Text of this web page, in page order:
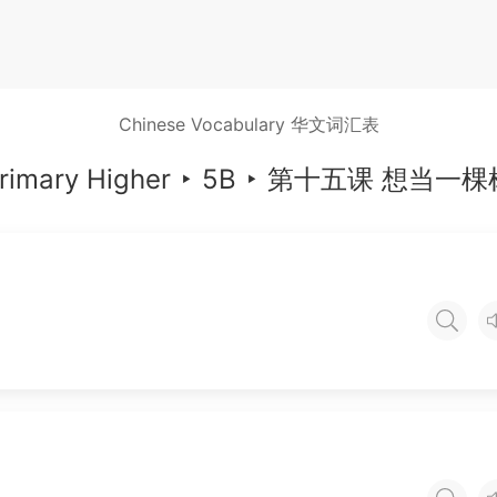
Chinese Vocabulary 华文词汇表
Higher ‣ 5B ‣ 第十五课 想当一棵